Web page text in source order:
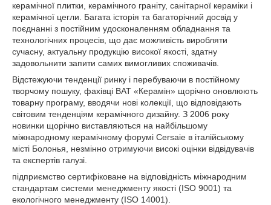
керамічної плитки, керамічного граніту, санітарної кераміки і
керамічної цегли. Багата історія та багаторічний досвід у
поєднанні з постійним удосконаленням обладнання та
технологічних процесів, що дає можливість виробляти
сучасну, актуальну продукцію високої якості, здатну
задовольнити запити самих вимогливих споживачів.
Відстежуючи тенденції ринку і перебуваючи в постійному
творчому пошуку, фахівці ВАТ «Керамін» щорічно оновлюють
товарну програму, вводячи нові колекції, що відповідають
світовим тенденціям керамічного дизайну. З 2006 року
новинки щорічно виставляються на найбільшому
міжнародному керамічному форумі Cersaie в італійському
місті Болонья, незмінно отримуючи високі оцінки відвідувачів
та експертів галузі.
підприємство сертифіковане на відповідність міжнародним
стандартам системи менеджменту якості (ISO 9001) та
екологічного менеджменту (ISO 14001).